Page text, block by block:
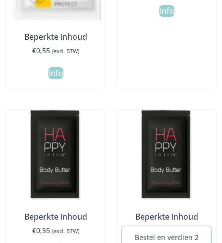
Beperkte inhoud
€0,55 (excl. BTW)
Info
Info
Beperkte inhoud
€0,55 (excl. BTW)
Beperkte inhoud
Bestel en verdien 2